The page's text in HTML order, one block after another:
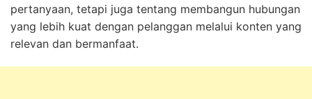
pertanyaan, tetapi juga tentang membangun hubungan
yang lebih kuat dengan pelanggan melalui konten yang
relevan dan bermanfaat.